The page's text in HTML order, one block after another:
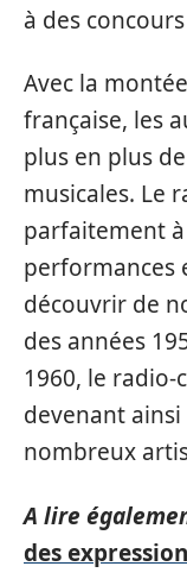
à des
Avec la
française, les
plus en plus
musicales. Le
parfaitement
performances
découvrir de
des années
1960, le
devenant
nombreux
A lire
des